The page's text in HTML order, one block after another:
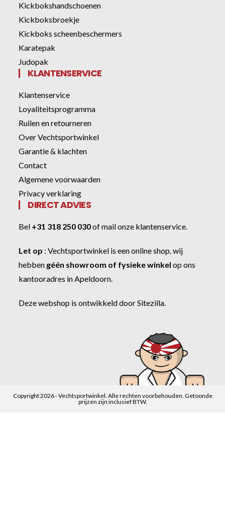
Kickbokshandschoenen
Kickboksbroekje
Kickboks scheenbeschermers
Karatepak
Judopak
KLANTENSERVICE
Klantenservice
Loyaliteitsprogramma
Ruilen en retourneren
Over Vechtsportwinkel
Garantie & klachten
Contact
Algemene voorwaarden
Privacy verklaring
DIRECT ADVIES
Bel +31 318 250 030ofmail onze klantenservice.
Let op :Vechtsportwinkel is een online shop, wij
hebben géén showroom of fysieke winkel op ons
kantooradres in Apeldoorn.
Deze webshop is ontwikkeld doorSitezilla.
Copyright 2026 - Vechtsportwinkel. Alle rechten voorbehouden. Getoonde
prijzen zijn inclusief BTW.